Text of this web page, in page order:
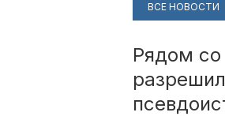
ВСЕ НОВОСТИ
Рядом